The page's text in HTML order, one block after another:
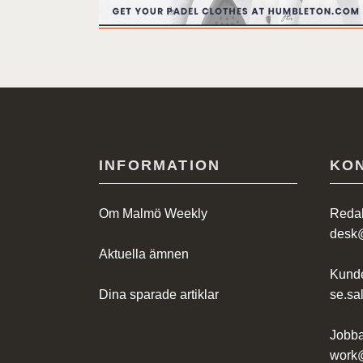
INFORMATION
Om Malmö Weekly
Aktuella ämnen
Dina sparade artiklar